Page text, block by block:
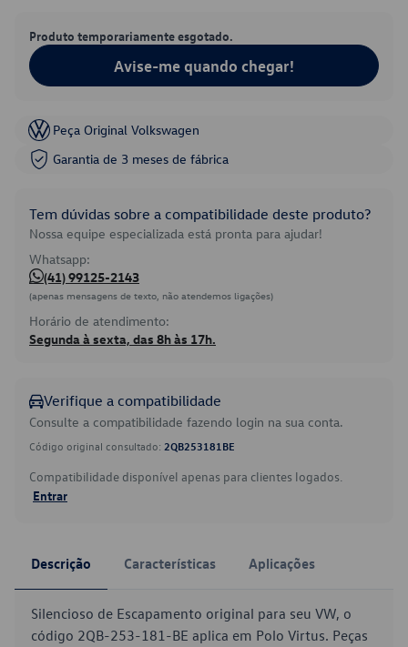
Produto temporariamente esgotado.
Avise-me quando chegar!
Peça Original Volkswagen
Garantia de 3 meses de fábrica
Tem dúvidas sobre a compatibilidade deste produto?
Nossa equipe especializada está pronta para ajudar!
Whatsapp:
(41) 99125-2143
(apenas mensagens de texto, não atendemos ligações)
Horário de atendimento:
Segunda à sexta, das 8h às 17h.
Verifique a compatibilidade
Consulte a compatibilidade fazendo login na sua conta.
Código original consultado: 2QB253181BE
Compatibilidade disponível apenas para clientes logados.
Entrar
Descrição Características Aplicações
Silencioso de Escapamento original para seu VW, o
código 2QB-253-181-BE aplica em Polo Virtus. Peças